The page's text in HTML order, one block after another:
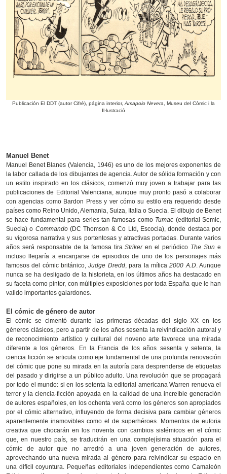
Publicación El DDT (autor Cifré), página interior,Amapolo Nevera, Museu del Còmic i la
Il·lustració
Manuel Benet
Manuel Benet Blanes (Valencia, 1946) es uno de los mejores exponentes de
la labor callada de los dibujantes de agencia. Autor de sólida formación y con
un estilo inspirado en los clásicos, comenzó muy joven a trabajar para las
publicaciones de Editorial Valenciana, aunque muy pronto pasó a colaborar
con agencias como Bardon Press y ver cómo su estilo era requerido desde
países como Reino Unido, Alemania, Suiza, Italia o Suecia. El dibujo de Benet
se hace fundamental para series tan famosas como Tumac (editorial Semic,
Suecia) o Commando(DC Thomson & Co Ltd, Escocia), donde destaca por
su vigorosa narrativa y sus portentosas y atractivas portadas. Durante varios
años será responsable de la famosa tiraStrikeren el periódico The Sun e
incluso llegaría a encargarse de episodios de uno de los personajes más
famosos del cómic británico,Judge Dredd, para la mítica2000 A.D. Aunque
nunca se ha desligado de la historieta, en los últimos años ha destacado en
su faceta como pintor, con múltiples exposiciones por toda España que le han
valido importantes galardones.
El cómic de género de autor
El cómic se cimentó durante las primeras décadas del siglo XX en los
géneros clásicos, pero a partir de los años sesenta la reivindicación autoral y
de reconocimiento artístico y cultural del noveno arte favorece una mirada
diferente a los géneros. En la Francia de los años sesenta y setenta, la
ciencia ficción se articula como eje fundamental de una profunda renovación
del cómic que pone su mirada en la autoría para desprenderse de etiquetas
del pasado y dirigirse a un público adulto. Una revolución que se propagará
por todo el mundo: si en los setenta la editorial americana Warren renueva el
terror y la ciencia-ficción apoyada en la calidad de una increíble generación
de autores españoles, en los ochenta verá como los géneros son apropiados
por el cómic alternativo, influyendo de forma decisiva para cambiar géneros
aparentemente inamovibles como el de superhéroes. Momentos de euforia
creativa que chocarán en los noventa con cambios sistémicos en el cómic
que, en nuestro país, se traducirán en una complejísima situación para el
cómic de autor que no arredró a una joven generación de autores,
aprovechando una nueva mirada al género para reivindicar su espacio en
una difícil coyuntura. Pequeñas editoriales independientes como Camaleón